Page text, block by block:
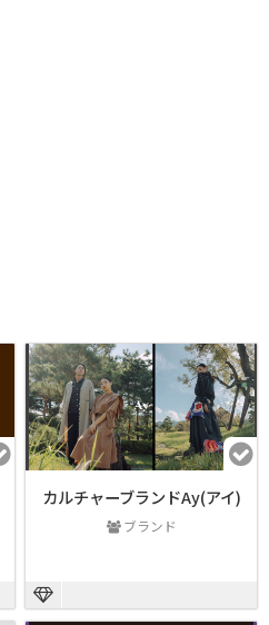
カルチャーブランドAy(アイ)
ブランド